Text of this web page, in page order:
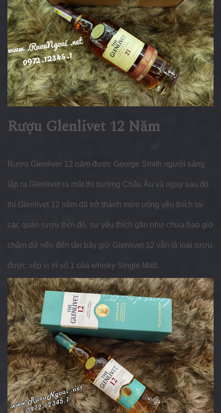
Rượu Glenlivet 12 Năm
Rượu Glenliver 12 năm được George Smith người sáng
lập ra Glenlivet ra mắt thị trường Châu Âu và ngay sau đó
thì Glenlivet 12 năm đã trở thành mớn uống yêu thích tại
các quán rượu thời đó, sự yêu thích gần như chưa bao giờ
châm dứ nên đến tận bây giờ Glenlivet 12 vẫn là loại rượu
được xếp vị trí số 1 của whisky Single Malt.